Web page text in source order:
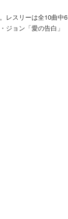
レスリーは全10曲中6
ジョン「愛の告白」